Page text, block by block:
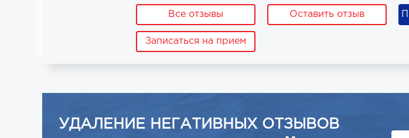
Все отзывы Оставить отзыв
Записаться на прием
УДАЛЕНИЕ НЕГАТИВНЫХ ОТЗЫВОВ